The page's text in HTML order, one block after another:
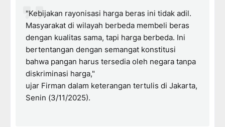
"Kebijakan rayonisasi harga beras ini tidak adil.
Masyarakat di wilayah berbeda membeli beras
dengan kualitas sama, tapi harga berbeda. Ini
bertentangan dengan semangat konstitusi
bahwa pangan harus tersedia oleh negara tanpa
diskriminasi harga,"
ujar Firman dalam keterangan tertulis di Jakarta,
Senin (3/11/2025).